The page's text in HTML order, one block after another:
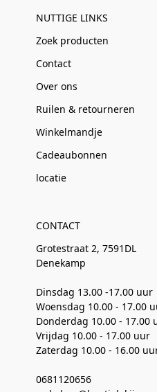
NUTTIGE LINKS
Zoek producten
Contact
Over ons
Ruilen & retourneren
Winkelmandje
Cadeaubonnen
locatie
CONTACT
Grotestraat 2, 7591DL
Denekamp
Dinsdag 13.00 -17.00 uur
Woensdag 10.00 - 17.00
Donderdag 10.00 - 17.00
Vrijdag 10.00 - 17.00 uur
Zaterdag 10.00 - 16.00
0681120656